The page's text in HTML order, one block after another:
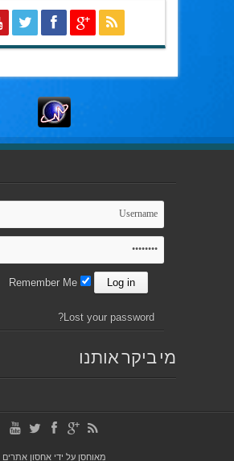
Lost your password?
מי ביקר אותנו
מאוחסן על ידיאחסון אתרים